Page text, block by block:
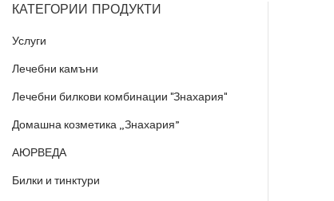
КАТЕГОРИИ ПРОДУКТИ
Услуги
Лечебни камъни
Лечебни билкови комбинации "Знахария"
Домашна козметика „Знахария”
АЮРВЕДА
Билки и тинктури